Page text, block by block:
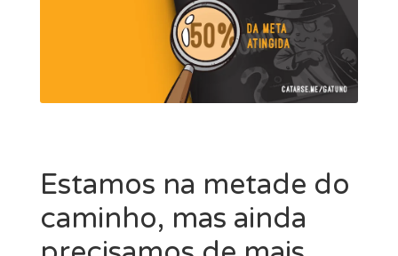
Estamos na metade do
caminho, mas ainda